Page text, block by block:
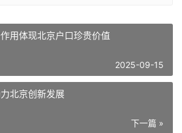
用体现北京户口珍贵价值
2025-09-15
北京创新发展
下一篇 »